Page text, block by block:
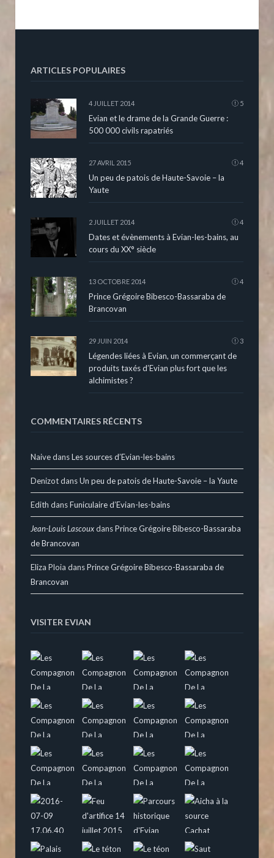
ARTICLES POPULAIRES
4 JUILLET 2014 5
Evian et le drame de la Grande Guerre :
500 000 civils rapatriés
27 AVRIL 2015 4
Un peu de patois de Haute-Savoie – la
Yaute
2 JUILLET 2014 4
Dates et évènements à Evian-les-bains, au
cours du XX° siècle
13 OCTOBRE 2014 4
Prince Grégoire Bibesco-Bassaraba de
Brancovan
29 JUIN 2014 3
Légendes liées à Evian, un commerçant de
produits taxés d’Evian plus fort que les
alchimistes ?
COMMENTAIRES RÉCENTS
NaivedansLes sources d’Evian-les-bains
DenizotdansUn peu de patois de Haute-Savoie – la Yaute
Edith dansFuniculaire d’Evian-les-bains
Jean-Louis LascouxdansPrince Grégoire Bibesco-Bassaraba
de Brancovan
Eliza Ploia dansPrince Grégoire Bibesco-Bassaraba de
Brancovan
VISITER EVIAN